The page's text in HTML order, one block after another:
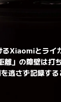
るXiaomiとライ
離」の障壁は打
逃さず記録する